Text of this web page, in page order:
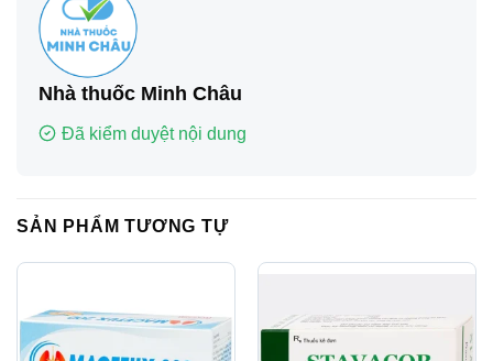
Nhà thuốc Minh Châu
Đã kiểm duyệt nội dung
SẢN PHẨM TƯƠNG TỰ